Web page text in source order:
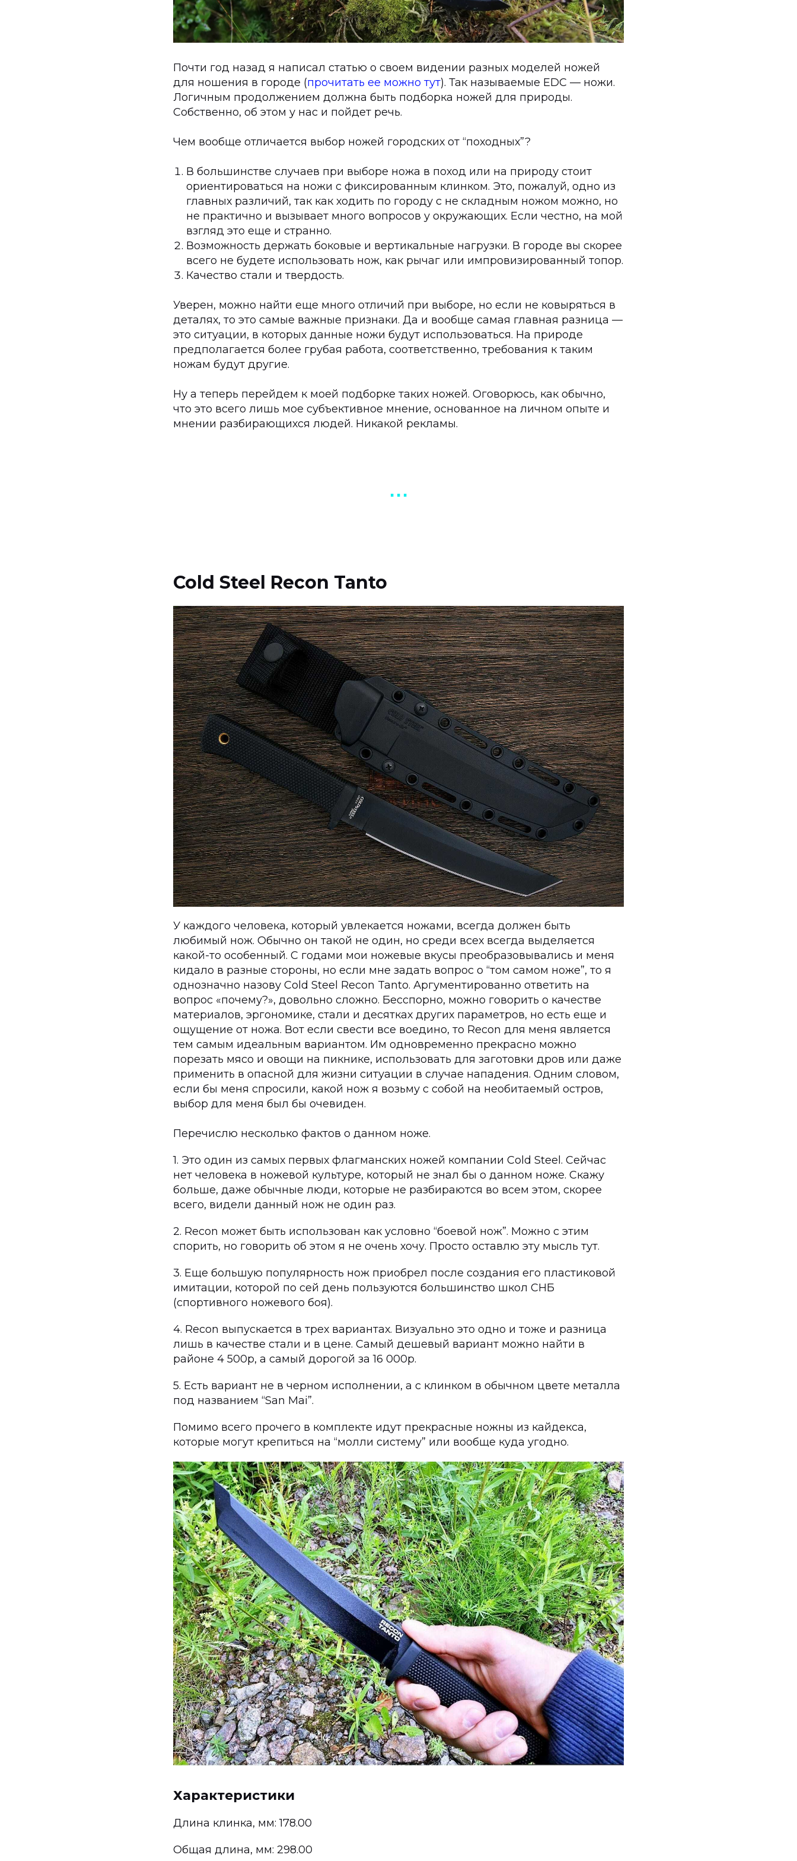
Почти год назад я написал статью о своем видении разных моделей ножей
для ношения в городе (прочитать ее можно тут). Так называемые EDC — ножи.
Логичным продолжением должна быть подборка ножей для природы.
Собственно, об этом у нас и пойдет речь.
Чем вообще отличается выбор ножей городских от “походных”?
В большинстве случаев при выборе ножа в поход или на природу стоит
ориентироваться на ножи с фиксированным клинком. Это, пожалуй, одно из
главных различий, так как ходить по городу с не складным ножом можно, но
не практично и вызывает много вопросов у окружающих. Если честно, на мой
взгляд это еще и странно.
Возможность держать боковые и вертикальные нагрузки. В городе вы скорее
всего не будете использовать нож, как рычаг или импровизированный топор.
Качество стали и твердость.
Уверен, можно найти еще много отличий при выборе, но если не ковыряться в
деталях, то это самые важные признаки. Да и вообще самая главная разница —
это ситуации, в которых данные ножи будут использоваться. На природе
предполагается более грубая работа, соответственно, требования к таким
ножам будут другие.
Ну а теперь перейдем к моей подборке таких ножей. Оговорюсь, как обычно,
что это всего лишь мое субъективное мнение, основанное на личном опыте и
мнении разбирающихся людей. Никакой рекламы.
▪︎ ▪︎ ▪︎
Cold Steel Recon Tanto
У каждого человека, который увлекается ножами, всегда должен быть
любимый нож. Обычно он такой не один, но среди всех всегда выделяется
какой-то особенный. С годами мои ножевые вкусы преобразовывались и меня
кидало в разные стороны, но если мне задать вопрос о “том самом ноже”, то я
однозначно назову Cold Steel Recon Tanto. Аргументированно ответить на
вопрос «почему?», довольно сложно. Бесспорно, можно говорить о качестве
материалов, эргономике, стали и десятках других параметров, но есть еще и
ощущение от ножа. Вот если свести все воедино, то Recon для меня является
тем самым идеальным вариантом. Им одновременно прекрасно можно
порезать мясо и овощи на пикнике, использовать для заготовки дров или даже
применить в опасной для жизни ситуации в случае нападения. Одним словом,
если бы меня спросили, какой нож я возьму с собой на необитаемый остров,
выбор для меня был бы очевиден.
Перечислю несколько фактов о данном ноже.
1. Это один из самых первых флагманских ножей компании Cold Steel. Сейчас
нет человека в ножевой культуре, который не знал бы о данном ноже. Скажу
больше, даже обычные люди, которые не разбираются во всем этом, скорее
всего, видели данный нож не один раз.
2. Recon может быть использован как условно “боевой нож”. Можно с этим
спорить, но говорить об этом я не очень хочу. Просто оставлю эту мысль тут.
3. Еще большую популярность нож приобрел после создания его пластиковой
имитации, которой по сей день пользуются большинство школ СНБ
(спортивного ножевого боя).
4. Recon выпускается в трех вариантах. Визуально это одно и тоже и разница
лишь в качестве стали и в цене. Самый дешевый вариант можно найти в
районе 4 500р, а самый дорогой за 16 000р.
5. Есть вариант не в черном исполнении, а с клинком в обычном цвете металла
под названием “San Mai”.
Помимо всего прочего в комплекте идут прекрасные ножны из кайдекса,
которые могут крепиться на “молли систему” или вообще куда угодно.
Характеристики
Длина клинка, мм: 178.00
Общая длина, мм: 298.00